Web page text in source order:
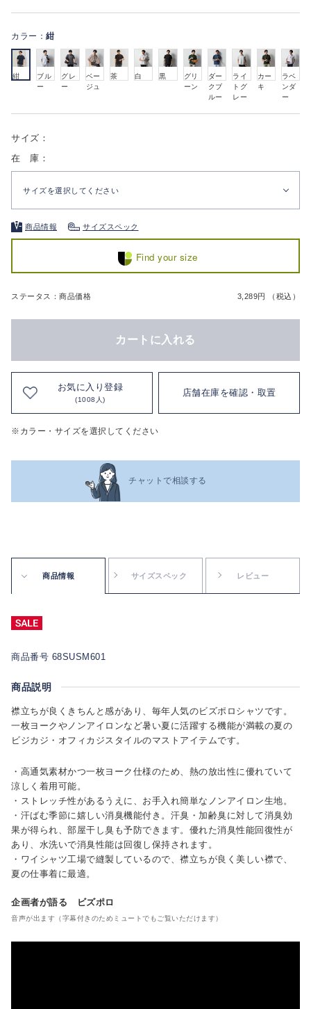
カラー： 紺
紺
ブル
ー
グレ
ー
ベー
ジュ
茶 白 黒
グリ
ーン
ダー
クブ
ルー
ライ
トグ
レー
カー
キ
ラベ
ンダ
ー
サイズ：
在 庫：
サイズを選択してください
商品情報 サイズスペック
Find your size
ステータス：商品価格 3,289円 （税込）
カートに入れる
お気に入り登録
(1008人)
店舗在庫を確認・取置
※カラー・サイズを選択してください
チャットで相談する
商品情報 サイズスペック レビュー
商品番号 68SUSM601
商品説明
襟立ちが良くきちんと感があり、毎年人気のビズポロシャツです。
一枚ヨークやノンアイロンなど暑い夏に活躍する機能が満載の夏の
ビジカジ・オフィカジスタイルのマストアイテムです。
・高通気素材かつ一枚ヨーク仕様のため、熱の放出性に優れていて
涼しく着用可能。
・ストレッチ性があるうえに、お手入れ簡単なノンアイロン生地。
・汗ばむ季節に嬉しい消臭機能付き。汗臭・加齢臭に対して消臭効
果が得られ、部屋干し臭も予防できます。優れた消臭性能回復性が
あり、水洗いで消臭性能は回復し保持されます。
・ワイシャツ工場で縫製しているので、襟立ちが良く美しい襟で、
夏の仕事着に最適。
企画者が語る ビズポロ
音声が出ます（字幕付きのためミュートでもご覧いただけます）